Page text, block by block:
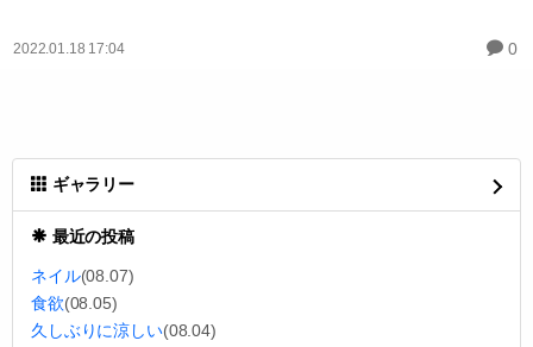
2022.01.18 17:04 0
ギャラリー
最近の投稿
ネイル(08.07)
食欲(08.05)
久しぶりに涼しい(08.04)